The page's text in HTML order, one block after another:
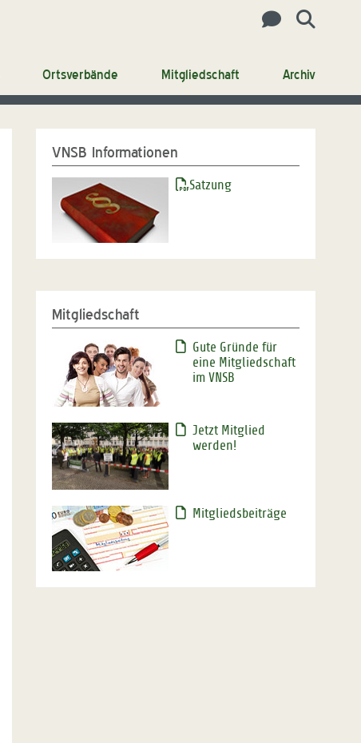
Ortsverbände Mitgliedschaft Archiv
VNSB Informationen
Satzung
Mitgliedschaft
Gute Gründe für
eine Mitgliedschaft
im VNSB
Jetzt Mitglied
werden!
Mitgliedsbeiträge